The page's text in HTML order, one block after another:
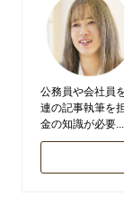
公務員や会社員
連の記事執筆を
金の知識が必要...